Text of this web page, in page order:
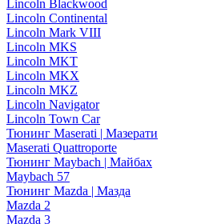
Lincoln Blackwood
Lincoln Continental
Lincoln Mark VIII
Lincoln MKS
Lincoln MKT
Lincoln MKX
Lincoln MKZ
Lincoln Navigator
Lincoln Town Car
Тюнинг Maserati | Мазерати
Maserati Quattroporte
Тюнинг Maybach | Майбах
Maybach 57
Тюнинг Mazda | Мазда
Mazda 2
Mazda 3